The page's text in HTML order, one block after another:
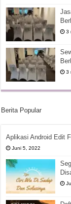
3
3
Berita Popular
Aplikasi Android Edit
Juni 5, 2022